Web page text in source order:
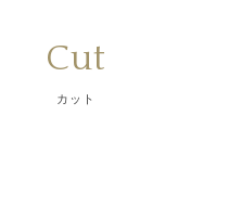
Cut
カット